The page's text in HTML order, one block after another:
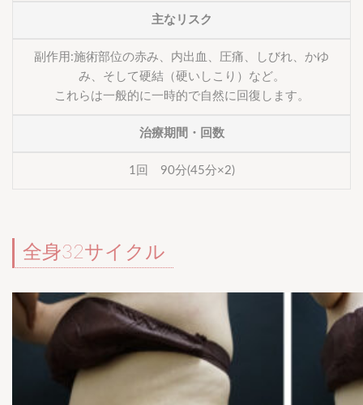
主なリスク
副作用:施術部位の赤み、内出血、圧痛、しびれ、かゆ
み、そして硬結（硬いしこり）など。
これらは一般的に一時的で自然に回復します。
治療期間・回数
1回 90分(45分×2)
全身32サイクル